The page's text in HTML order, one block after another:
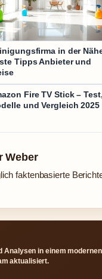
in der
Tipps Anbieter und
Fire TV Stick –
und Vergleich 2025
Weber
faktenbasierte
Analysen in einem modernen
aktualisiert.